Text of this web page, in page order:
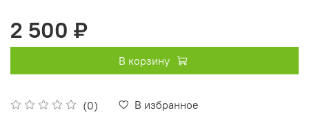
(0) В избранное
2 500 ₽
В корзину